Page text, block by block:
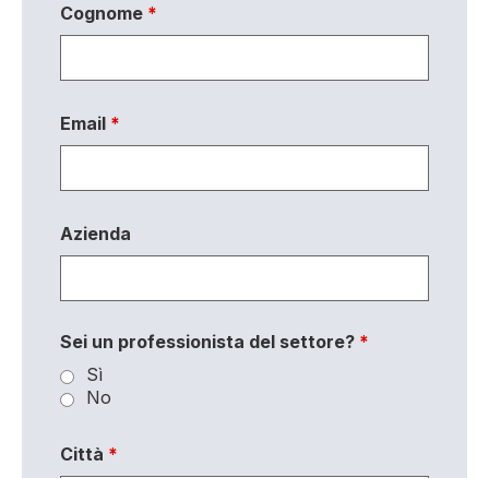
Cognome *
Email *
Azienda
Sei un professionista del settore? *
Sì
No
Città *